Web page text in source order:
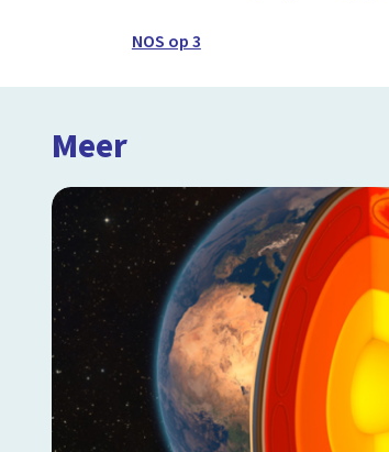
NOS op 3
Meer